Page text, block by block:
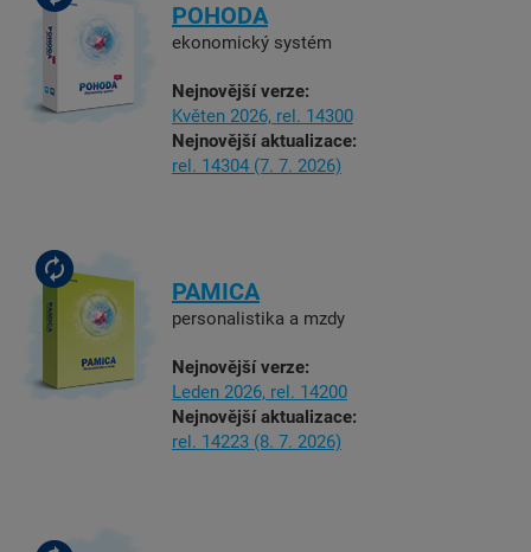
POHODA
ekonomický systém
Nejnovější verze:
Květen 2026, rel. 14300
Nejnovější aktualizace:
rel. 14304 (7. 7. 2026)
PAMICA
personalistika a mzdy
Nejnovější verze:
Leden 2026, rel. 14200
Nejnovější aktualizace:
rel. 14223 (8. 7. 2026)